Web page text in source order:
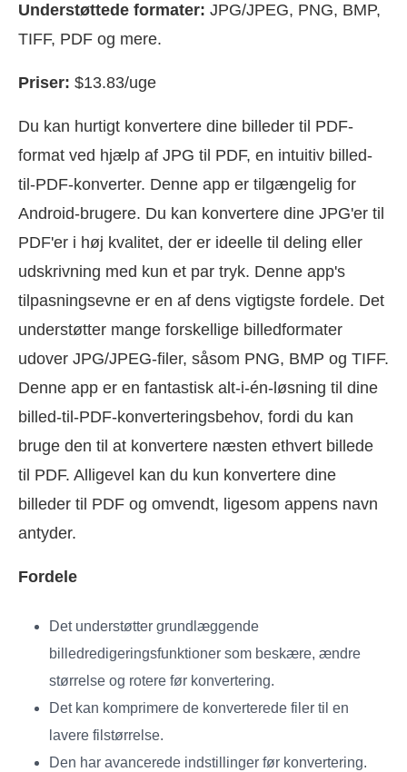
Understøttede formater: JPG/JPEG, PNG, BMP,
TIFF, PDF og mere.
Priser: $13.83/uge
Du kan hurtigt konvertere dine billeder til PDF-
format ved hjælp af JPG til PDF, en intuitiv billed-
til-PDF-konverter. Denne app er tilgængelig for
Android-brugere. Du kan konvertere dine JPG'er til
PDF'er i høj kvalitet, der er ideelle til deling eller
udskrivning med kun et par tryk. Denne app's
tilpasningsevne er en af dens vigtigste fordele. Det
understøtter mange forskellige billedformater
udover JPG/JPEG-filer, såsom PNG, BMP og TIFF.
Denne app er en fantastisk alt-i-én-løsning til dine
billed-til-PDF-konverteringsbehov, fordi du kan
bruge den til at konvertere næsten ethvert billede
til PDF. Alligevel kan du kun konvertere dine
billeder til PDF og omvendt, ligesom appens navn
antyder.
Fordele
Det understøtter grundlæggende
billedredigeringsfunktioner som beskære, ændre
størrelse og rotere før konvertering.
Det kan komprimere de konverterede filer til en
lavere filstørrelse.
Den har avancerede indstillinger før konvertering.